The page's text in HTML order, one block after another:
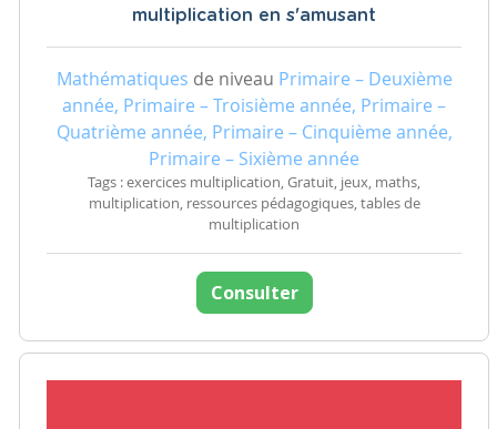
multiplication en s'amusant
Mathématiques de niveau Primaire – Deuxième
année, Primaire – Troisième année, Primaire –
Quatrième année, Primaire – Cinquième année,
Primaire – Sixième année
Tags : exercices multiplication, Gratuit, jeux, maths,
multiplication, ressources pédagogiques, tables de
multiplication
Consulter